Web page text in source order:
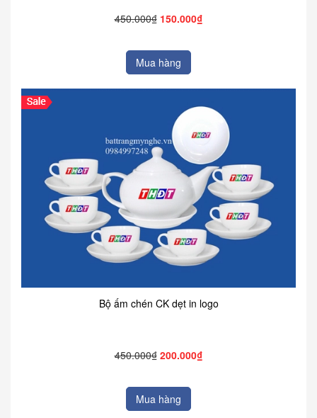
450.000₫ 150.000₫
Mua hàng
Bộ ấm chén CK dẹt in logo
450.000₫ 200.000₫
Mua hàng